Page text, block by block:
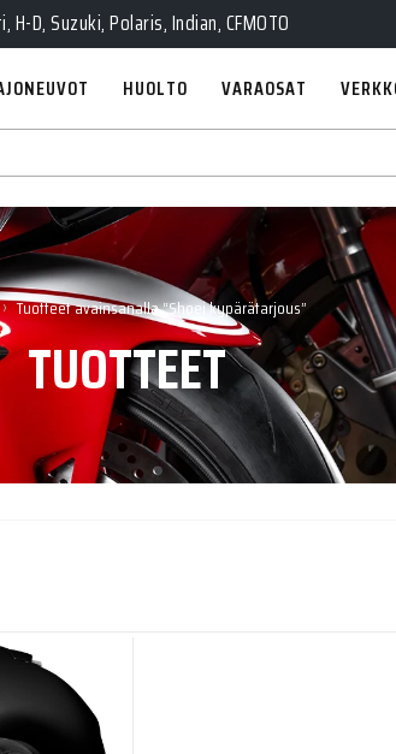
D, Suzuki, Polaris, Indian, CFMOTO
HUOLTO VARAOSAT
› Tuotteet avainsanalla “Shoei kypärätarjous”
TUOTTEET